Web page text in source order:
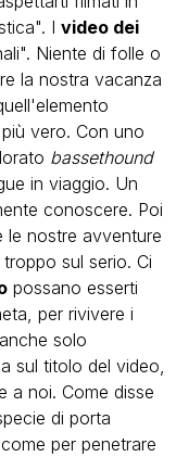
I video dei
Niente di folle o
la nostra vacanza
vero. Con uno
bassethound
in viaggio. Un
conoscere. Poi
le nostre avventure
sul serio. Ci
possano esserti
per rivivere i
solo
sul titolo del video,
a noi. Come disse
di porta
per penetrare